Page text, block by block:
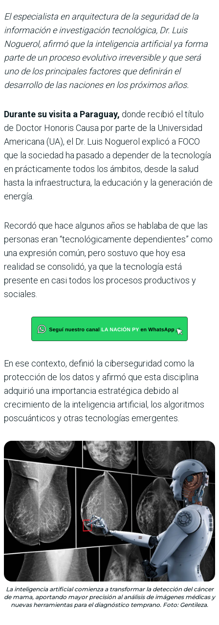
El especialista en arquitectura de la seguridad de la
información e investigación tecnológica, Dr. Luis
Noguerol, afirmó que la inteligencia artificial ya forma
parte de un proceso evolutivo irreversible y que será
uno de los principales factores que definirán el
desarrollo de las naciones en los próximos años.
Durante su visita a Paraguay, donde recibió el título
de Doctor Honoris Causa por parte de la Universidad
Americana (UA), el Dr. Luis Noguerol explicó a FOCO
que la sociedad ha pasado a depender de la tecnología
en prácticamente todos los ámbitos, desde la salud
hasta la infraestructura, la educación y la generación de
energía.
Recordó que hace algunos años se hablaba de que las
personas eran “tecnológicamente dependientes” como
una expresión común, pero sostuvo que hoy esa
realidad se consolidó, ya que la tecnología está
presente en casi todos los procesos productivos y
sociales.
En ese contexto, definió la ciberseguridad como la
protección de los datos y afirmó que esta disciplina
adquirió una importancia estratégica debido al
crecimiento de la inteligencia artificial, los algoritmos
poscuánticos y otras tecnologías emergentes.
La inteligencia artificial comienza a transformar la detección del cáncer
de mama, aportando mayor precisión al análisis de imágenes médicas y
nuevas herramientas para el diagnóstico temprano. Foto: Gentileza.